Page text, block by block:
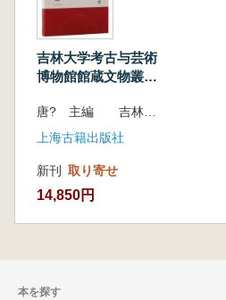
吉林大学考古与芸術
博物館館蔵文物叢
上海古籍出版社
新刊 取り寄せ
14,850円
本を探す